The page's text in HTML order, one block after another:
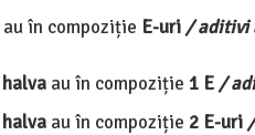
au în compoziție E-uri / aditivi
halvaau în compoziție 1 E /
halvaau în compoziție 2 E-uri